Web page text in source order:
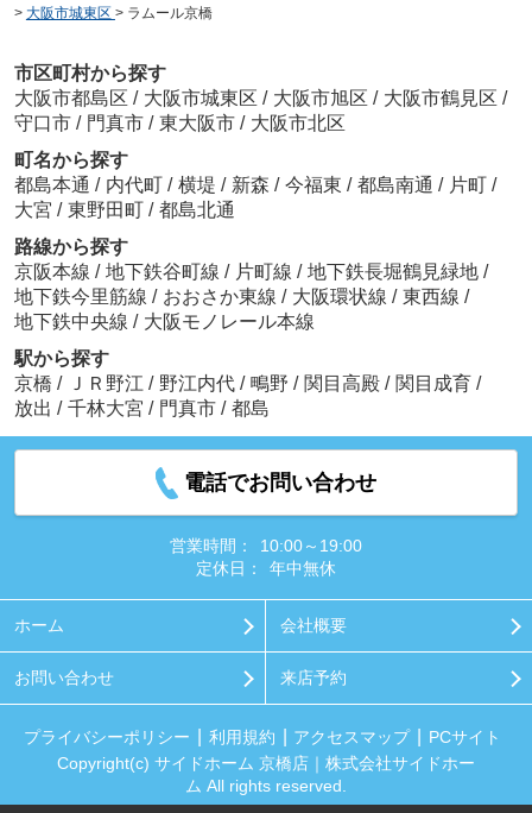
> 大阪市城東区 > ラムール京橋
市区町村から探す
大阪市都島区 / 大阪市城東区 / 大阪市旭区 / 大阪市鶴見区 /
守口市 / 門真市 / 東大阪市 / 大阪市北区
町名から探す
都島本通 / 内代町 / 横堤 / 新森 / 今福東 / 都島南通 / 片町 /
大宮 / 東野田町 / 都島北通
路線から探す
京阪本線 / 地下鉄谷町線 / 片町線 / 地下鉄長堀鶴見緑地 /
地下鉄今里筋線 / おおさか東線 / 大阪環状線 / 東西線 /
地下鉄中央線 / 大阪モノレール本線
駅から探す
京橋 / ＪＲ野江 / 野江内代 / 鴫野 / 関目高殿 / 関目成育 /
放出 / 千林大宮 / 門真市 / 都島
電話でお問い合わせ
営業時間：
10:00～19:00
定休日：
年中無休
ホーム 会社概要
お問い合わせ 来店予約
プライバシーポリシー 利用規約 アクセスマップ
PCサイト
Copyright(c) サイドホーム 京橋店｜株式会社サイドホー
ム All rights reserved.